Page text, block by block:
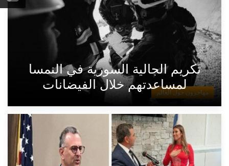
مهاجرون حول العالم
تكريم الجالية السورية في النمسا
لمساعدتهم خلال الفيضانات